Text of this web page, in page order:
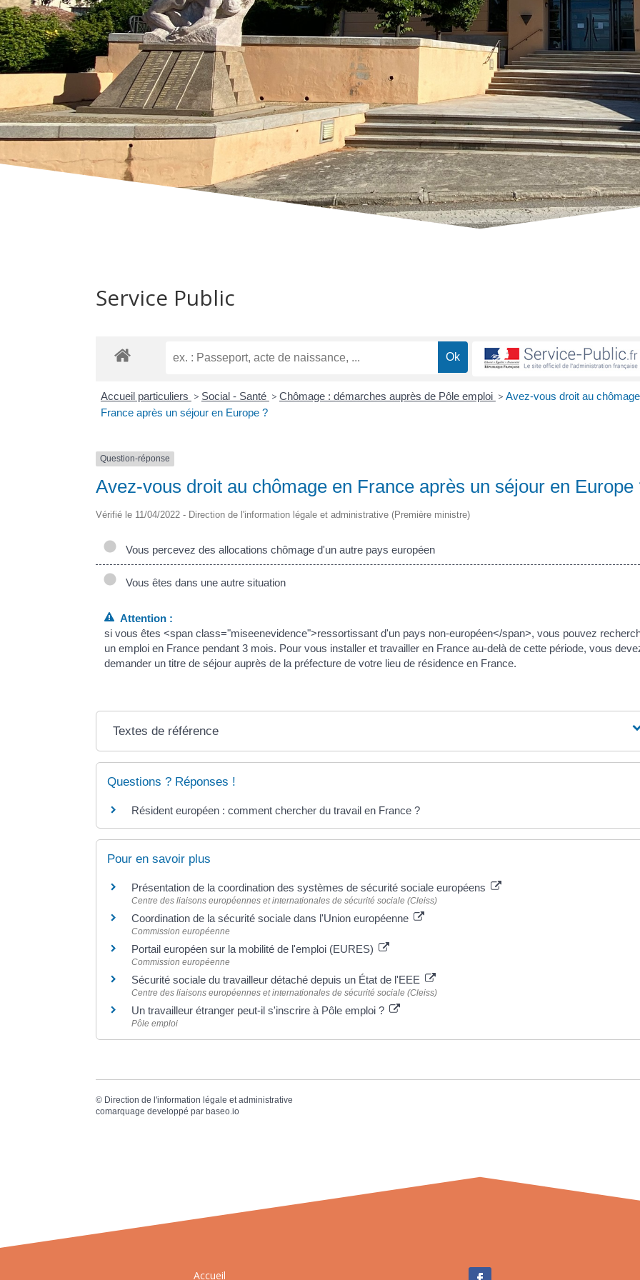
Service Public
Accueil particuliers > Social - Santé > Chômage : démarches auprès de Pôle emploi > Avez-vous droit au
France après un séjour en Europe ?
Question-réponse
Avez-vous droit au chômage en France après un séjour en Europe
Vérifié le 11/04/2022 - Direction de l'information légale et administrative (Première ministre)
Vous percevez des allocations chômage d'un autre pays européen
Vous êtes dans une autre situation
Attention :
si vous êtes <span class="miseenevidence">ressortissant d'un pays non-européen</span>, vous pouvez
un emploi en France pendant 3 mois. Pour vous installer et travailler en France au-delà de cette période, vous
demander un titre de séjour auprès de la préfecture de votre lieu de résidence en France.
Textes de référence
Questions ? Réponses !
Résident européen : comment chercher du travail en France ?
Pour en savoir plus
Présentation de la coordination des systèmes de sécurité sociale européens
Centre des liaisons européennes et internationales de sécurité sociale (Cleiss)
Coordination de la sécurité sociale dans l'Union européenne
Commission européenne
Portail européen sur la mobilité de l'emploi (EURES)
Commission européenne
Sécurité sociale du travailleur détaché depuis un État de l'EEE
Centre des liaisons européennes et internationales de sécurité sociale (Cleiss)
Un travailleur étranger peut-il s'inscrire à Pôle emploi ?
Pôle emploi
© Direction de l'information légale et administrative
comarquage developpé par baseo.io
Accueil